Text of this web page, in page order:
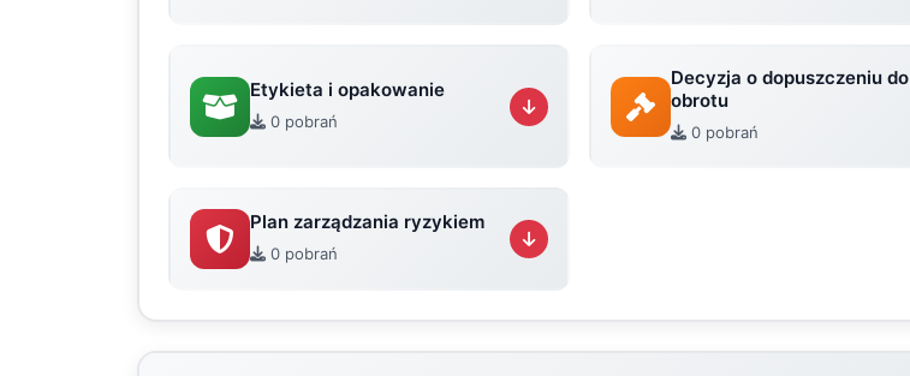
Etykieta i opakowanie
0 pobrań
Decyzja o dopuszczeniu do
obrotu
0 pobrań
Plan zarządzania ryzykiem
0 pobrań